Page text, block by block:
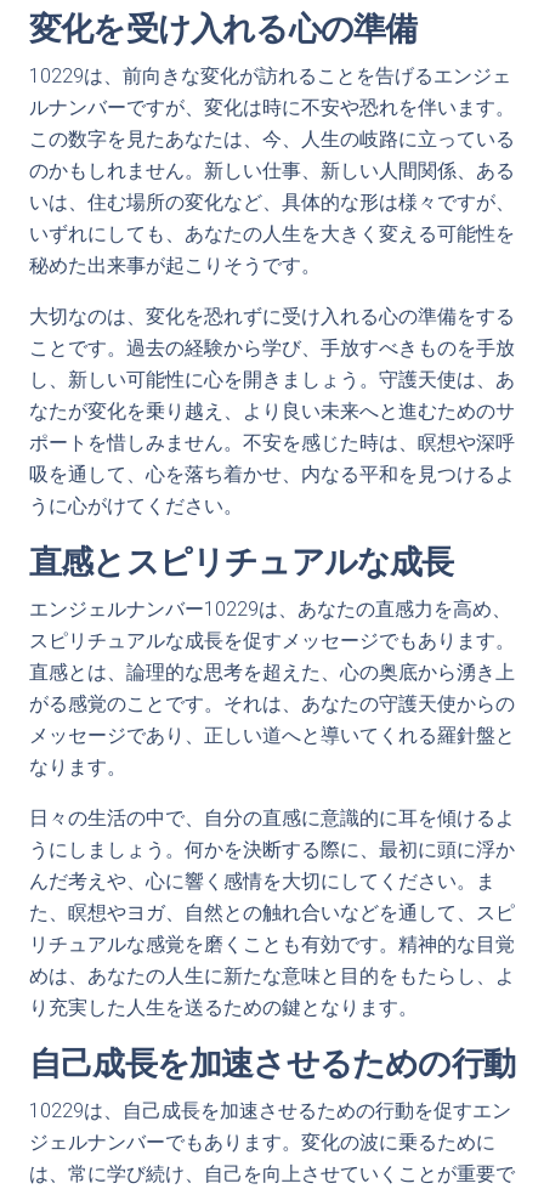
変化を受け入れる心の準備
10229は、前向きな変化が訪れることを告げるエンジェ
ルナンバーですが、変化は時に不安や恐れを伴います。
この数字を見たあなたは、今、人生の岐路に立っている
のかもしれません。新しい仕事、新しい人間関係、ある
いは、住む場所の変化など、具体的な形は様々ですが、
いずれにしても、あなたの人生を大きく変える可能性を
秘めた出来事が起こりそうです。
大切なのは、変化を恐れずに受け入れる心の準備をする
ことです。過去の経験から学び、手放すべきものを手放
し、新しい可能性に心を開きましょう。守護天使は、あ
なたが変化を乗り越え、より良い未来へと進むためのサ
ポートを惜しみません。不安を感じた時は、瞑想や深呼
吸を通して、心を落ち着かせ、内なる平和を見つけるよ
うに心がけてください。
直感とスピリチュアルな成長
エンジェルナンバー10229は、あなたの直感力を高め、
スピリチュアルな成長を促すメッセージでもあります。
直感とは、論理的な思考を超えた、心の奥底から湧き上
がる感覚のことです。それは、あなたの守護天使からの
メッセージであり、正しい道へと導いてくれる羅針盤と
なります。
日々の生活の中で、自分の直感に意識的に耳を傾けるよ
うにしましょう。何かを決断する際に、最初に頭に浮か
んだ考えや、心に響く感情を大切にしてください。ま
た、瞑想やヨガ、自然との触れ合いなどを通して、スピ
リチュアルな感覚を磨くことも有効です。精神的な目覚
めは、あなたの人生に新たな意味と目的をもたらし、よ
り充実した人生を送るための鍵となります。
自己成長を加速させるための行動
10229は、自己成長を加速させるための行動を促すエン
ジェルナンバーでもあります。変化の波に乗るために
は、常に学び続け、自己を向上させていくことが重要で